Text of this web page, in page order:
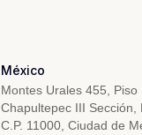
México
Montes Urales 455,
Chapultepec III Sección,
C.P. 11000, Ciudad de